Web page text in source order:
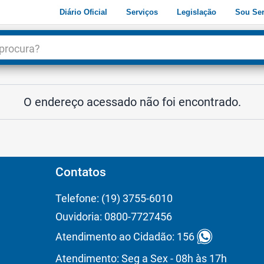
Diário Oficial Serviços Legislação Sou
O endereço acessado não foi encontrado.
Contatos
Telefone: (19) 3755-6010
Ouvidoria: 0800-7727456
Atendimento ao Cidadão: 156
Atendimento: Seg a Sex - 08h às 17h